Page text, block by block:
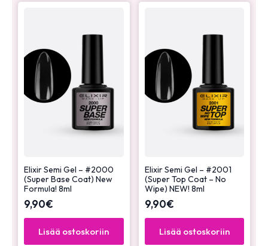
Elixir Semi Gel – #2000
(Super Base Coat) New
Formula! 8ml
9,90€
Lisää ostoskoriin
Elixir Semi Gel – #2001
(Super Top Coat – No
Wipe) NEW! 8ml
9,90€
Lisää ostoskoriin